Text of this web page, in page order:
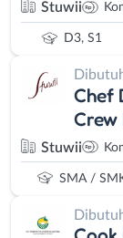
Stuwii
D3, S1
Chef
Stuwii
SMA /